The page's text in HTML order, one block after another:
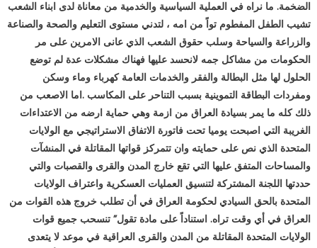
الضخمة. ما نراه في العملية السياسية والخدمية من معاناة لدى ابناء الشعب
تشيب الطفل المفطوم تواً من امه ، لتدني مستوى التعليم والصحة والصناعة
والزراعة والسياحة وسلب حقوق الشعب الذي عانى الامرين على مر
الحكومات من مشاكل جمه لانحسد عليها فهناك مشكلات عدة لم توضع
الحلول لها مثل البطالة والفقر والخدمات العامة كهرباء وماء وسكن
ومفردات البطاقة التموينية بسبب التناحر على المكاسب .اما الاصعب من
ذلك كله ما يمر بسيادة العراق من ازمة وهي حماية ارضه من الاعتداءات
الغريبة التي اصبحت يوميا تحت فاتورة الاتفاق الاستراتيجي مع الولايات
المتحدة الذي نص على حمايته وان تتمركز قواتها المقاتلة في المنشآت
والمساحات المتفق عليها التي تقع خارج المدن والقرى والقصبات والتي
حددتها اللجنة المشتركة لتنسيق العمليات العسكرية واعتراف الولايات
المتحدة بالحق السيادي لحكومة العراق في أن تطلب خروج هذه القوات من
العراق في أي وقت تراه. استناداً على مادة تقول” تنسحب جميع قوات
الولايات المتحدة المقاتلة من المدن والقرى العراقية في موعد لا يتعدى